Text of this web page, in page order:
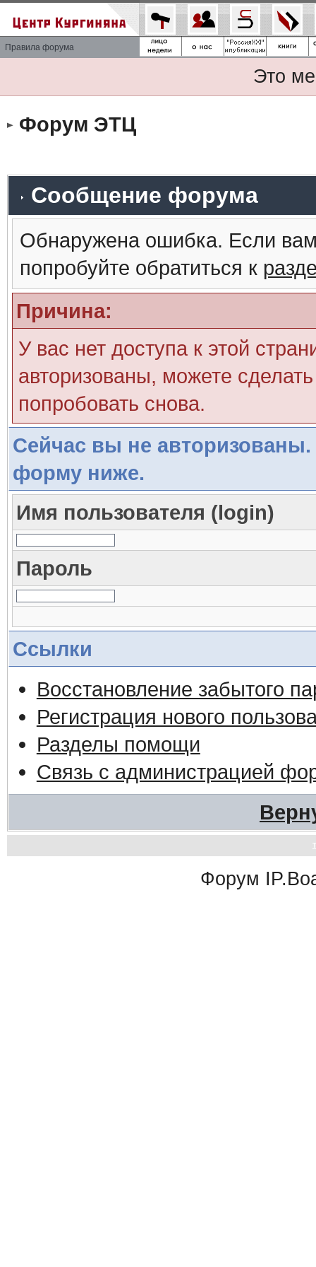
Правила форума
Это
Форум ЭТЦ
Сообщение форума
Обнаружена ошибка. Если
попробуйте обратиться к
Причина:
У вас нет доступа к этой
авторизованы, можете
попробовать снова.
Сейчас вы не авторизованы.
форму ниже.
Имя пользователя (login)
Пароль
Ссылки
Восстановление забытого
Регистрация нового
Разделы помощи
Связь с администрацией
Форум